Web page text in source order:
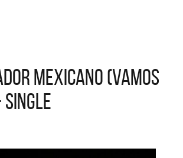
MEXICANO (VAMOS